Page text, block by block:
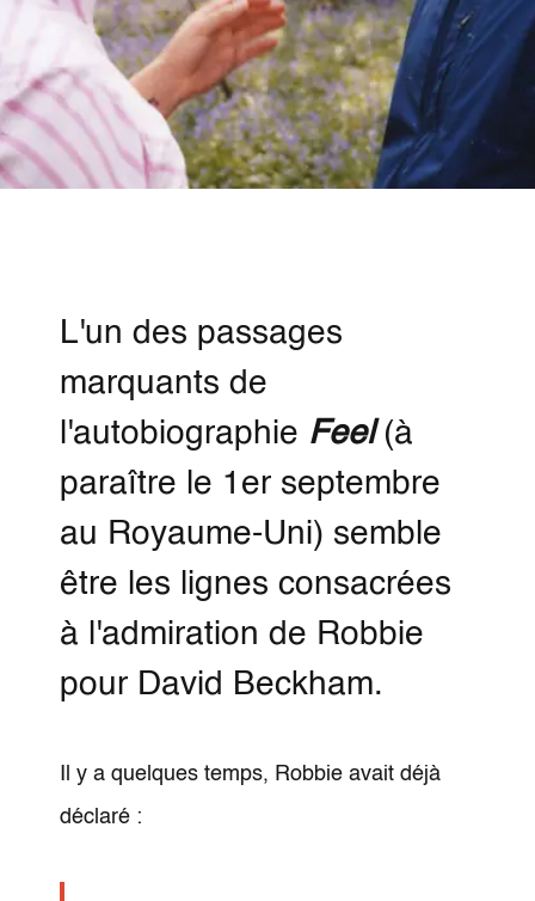
L'un des passages
marquants de
l'autobiographie Feel(à
paraître le 1er septembre
au Royaume-Uni) semble
être les lignes consacrées
à l'admiration de Robbie
pour David Beckham.
Il y a quelques temps, Robbie avait déjà
déclaré :